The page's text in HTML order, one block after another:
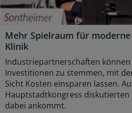
Mehr Spielraum für
Klinik
Industriepartnerschaften können
Investitionen zu stemmen, mit
Sicht Kosten einsparen lassen.
Hauptstadtkongress diskutierten
dabei ankommt.